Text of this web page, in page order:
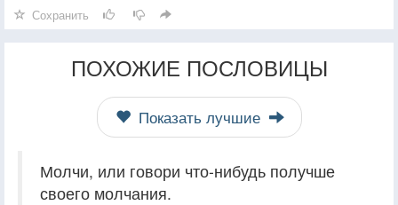
Сохранить
ПОХОЖИЕ ПОСЛОВИЦЫ
Показать лучшие
Молчи, или говори что-нибудь получше
своего молчания.